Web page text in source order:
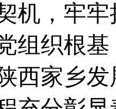
机，牢
组织根
西家乡